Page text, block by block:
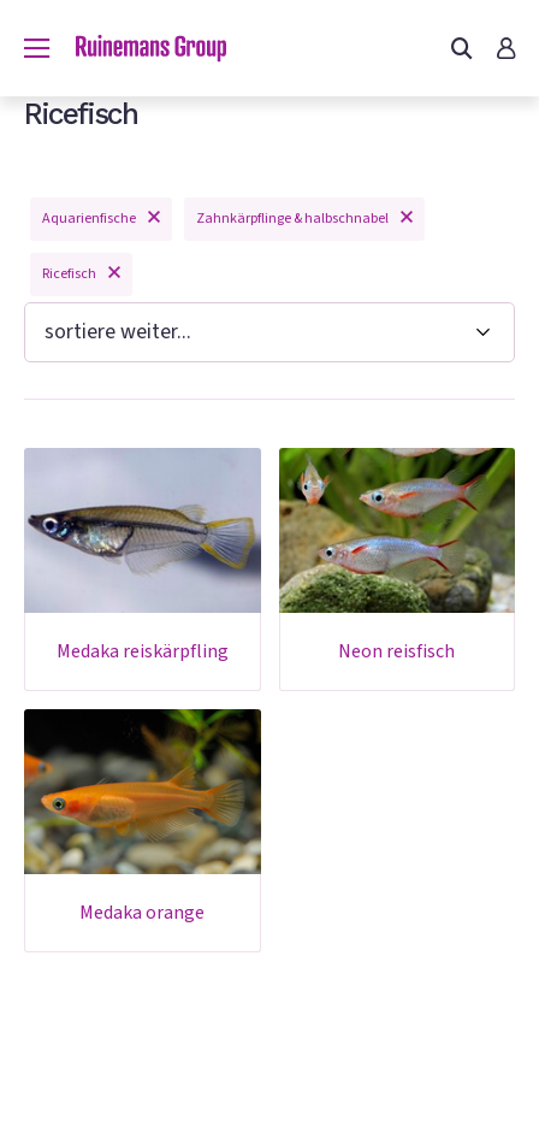
Ricefisch
Aquarienfische Zahnkärpflinge & halbschnabel
Ricefisch
medaka reiskärpfling neon reisfisch
medaka orange